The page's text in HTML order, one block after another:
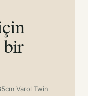
Varol Twin